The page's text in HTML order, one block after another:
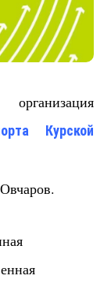
Курской